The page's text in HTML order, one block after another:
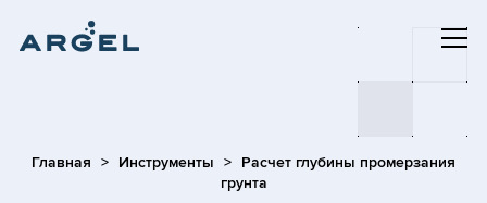
Главная Инструменты
Расчет глубины промерзания
грунта